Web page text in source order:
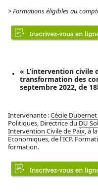
> Formations éligibles au
« L’intervention civile
transformation des
septembre 2022, de
Intervenante :Cécile Dubernet
Politiques, Directrice du DU
Intervention Civile de Paix, à
Economiques, de l'ICP.
formation.